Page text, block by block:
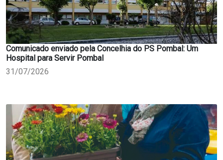
Comunicado enviado pela Concelhia do PS Pombal: Um
Hospital para Servir Pombal
31/07/2026